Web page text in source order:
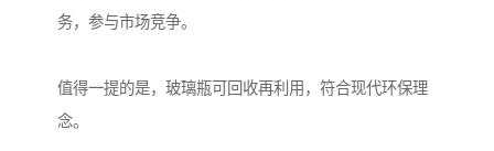
务，参与市场竞争。
值得一提的是，玻璃瓶可回收再利用，符合现代环保理
念。